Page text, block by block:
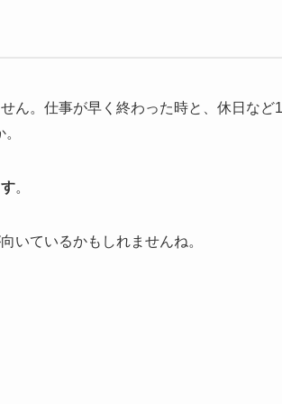
ん。仕事が早く終わった時と、休日など1
。
いているかもしれませんね。